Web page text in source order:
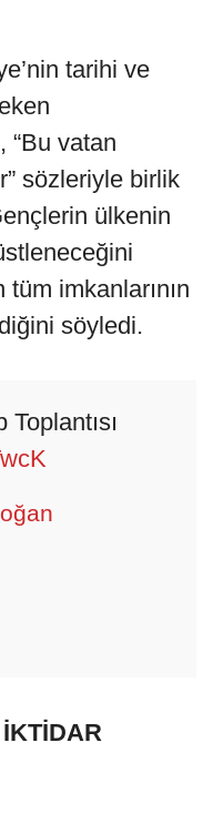
tarihi ve
“Bu vatan
sözleriyle birlik
ülkenin
imkanlarının
söyledi.